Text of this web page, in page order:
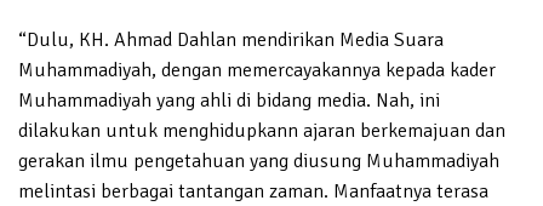
“Dulu, KH. Ahmad Dahlan mendirikan Media Suara
Muhammadiyah, dengan memercayakannya kepada kader
Muhammadiyah yang ahli di bidang media. Nah, ini
dilakukan untuk menghidupkann ajaran berkemajuan dan
gerakan ilmu pengetahuan yang diusung Muhammadiyah
melintasi berbagai tantangan zaman. Manfaatnya terasa